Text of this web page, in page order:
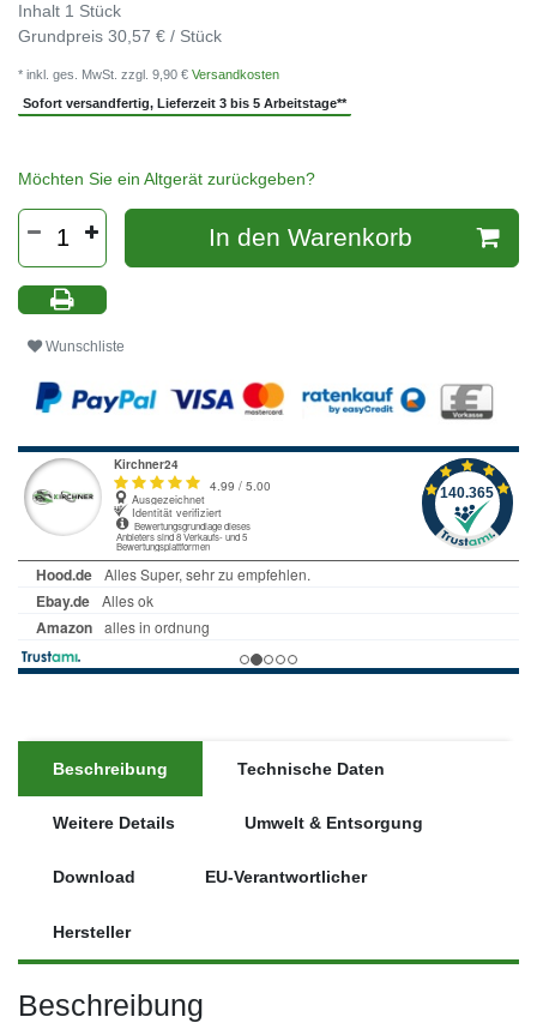
Inhalt 1 Stück
Grundpreis 30,57 € / Stück
* inkl. ges. MwSt. zzgl. 9,90 € Versandkosten
Sofort versandfertig, Lieferzeit 3 bis 5 Arbeitstage**
Möchten Sie ein Altgerät zurückgeben?
In den Warenkorb
Wunschliste
Beschreibung Technische Daten
Weitere Details Umwelt & Entsorgung
Download EU-Verantwortlicher
Hersteller
Beschreibung